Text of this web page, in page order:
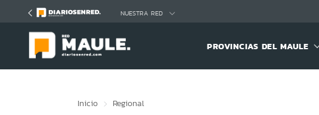
NUESTRA RED
PROVINCIAS DEL MAULE
Inicio Regional